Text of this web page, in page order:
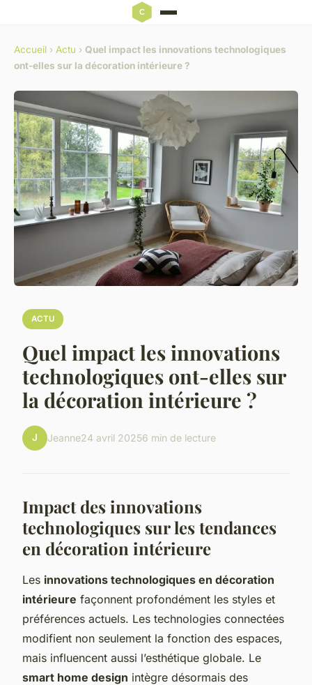
Accueil › Actu › Quel impact les innovations technologiques
ont-elles sur la décoration intérieure ?
ACTU
Quel impact les innovations
technologiques ont-elles sur
la décoration intérieure ?
J Jeanne24 avril 20256 min de lecture
Impact des innovations
technologiques sur les tendances
en décoration intérieure
Les innovations technologiques en décoration
intérieure façonnent profondément les styles et
préférences actuels. Les technologies connectées
modifient non seulement la fonction des espaces,
mais influencent aussi l’esthétique globale. Le
smart home design intègre désormais des